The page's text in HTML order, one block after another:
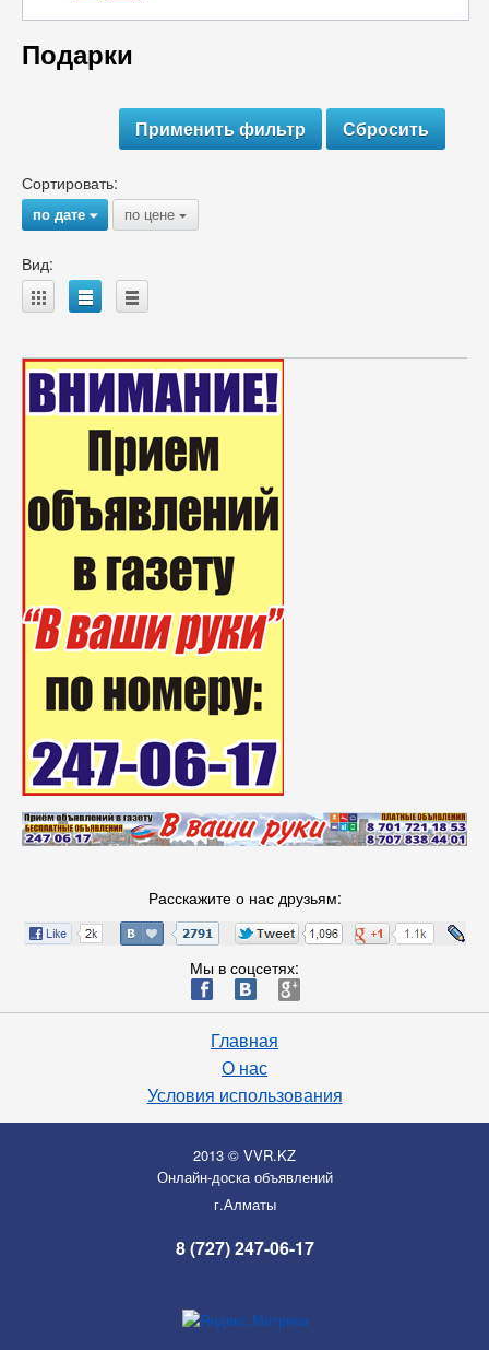
Подарки
Сортировать:
по дате{ по цене {
Вид:
A B C
Расскажите о нас друзьям:
Мы в соцсетях:
ä æ è
Главная
О нас
Условия использования
2013 © VVR.KZ
Онлайн-доска объявлений
г.Алматы
8 (727) 247-06-17